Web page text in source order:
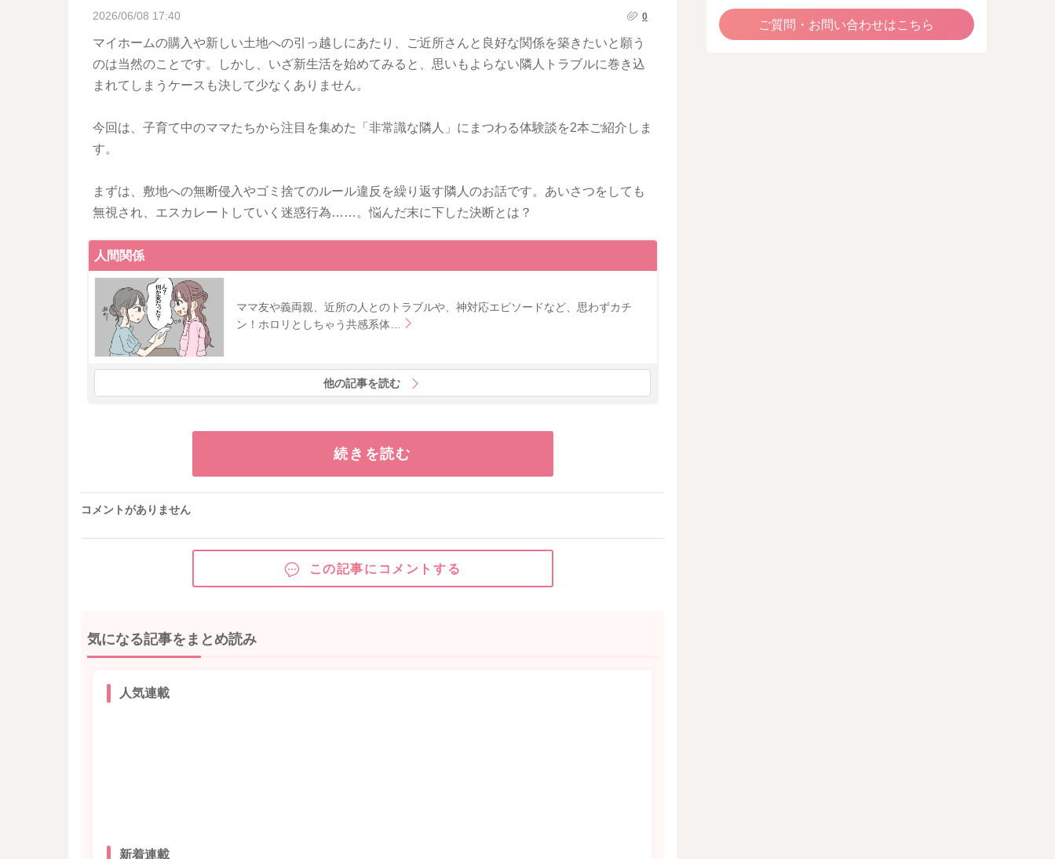
2026/06/08 17:40 0
マイホームの購入や新しい土地への引っ越しにあたり、ご近所さんと良好な関係を築きたいと願う
のは当然のことです。しかし、いざ新生活を始めてみると、思いもよらない隣人トラブルに巻き込
まれてしまうケースも決して少なくありません。
今回は、子育て中のママたちから注目を集めた「非常識な隣人」にまつわる体験談を2本ご紹介しま
す。
まずは、敷地への無断侵入やゴミ捨てのルール違反を繰り返す隣人のお話です。あいさつをしても
無視され、エスカレートしていく迷惑行為……。悩んだ末に下した決断とは？
人間関係
ママ友や義両親、近所の人とのトラブルや、神対応エピソードなど、思わずカチ
ン！ホロリとしちゃう共感系体…
他の記事を読む
続きを読む
コメントがありません
この記事にコメントする
気になる記事をまとめ読み
人気連載
新着連載
ご質問・お問い合わせはこちら